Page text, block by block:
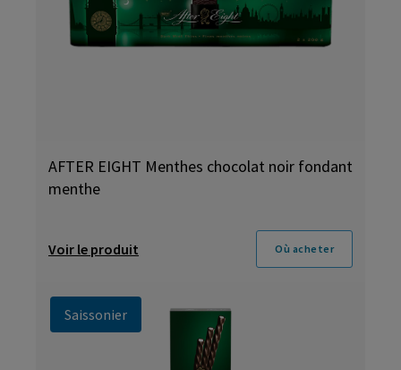
AFTER EIGHT Menthes chocolat noir fondant
menthe
Voir le produit Où acheter
Saissonier